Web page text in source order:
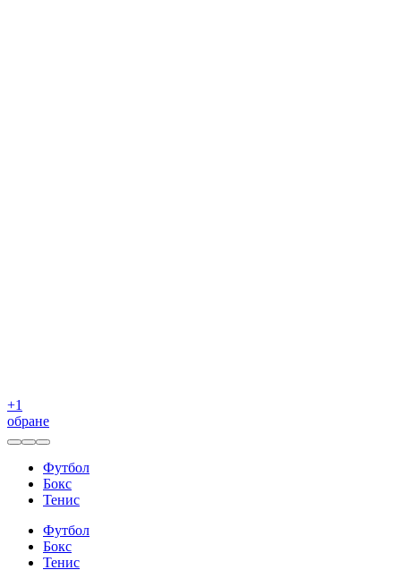
+1
обране
Футбол
Бокс
Тенис
Футбол
Бокс
Тенис